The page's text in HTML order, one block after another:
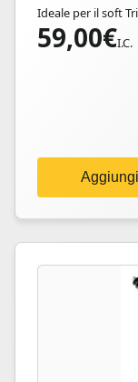
Ideale per il soft
59,00€I.C.